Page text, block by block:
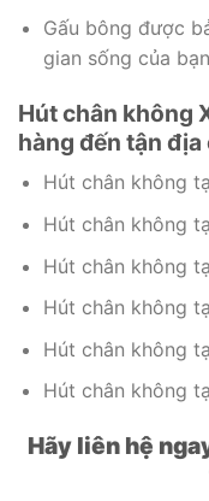
Gấu bông được
gian sống của
Hút chân không
hàng đến tận
Hút chân không
Hút chân không
Hút chân không
Hút chân không
Hút chân không
Hút chân không
Hãy liên hệ